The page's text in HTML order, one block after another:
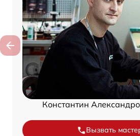
Константин
Вызвать